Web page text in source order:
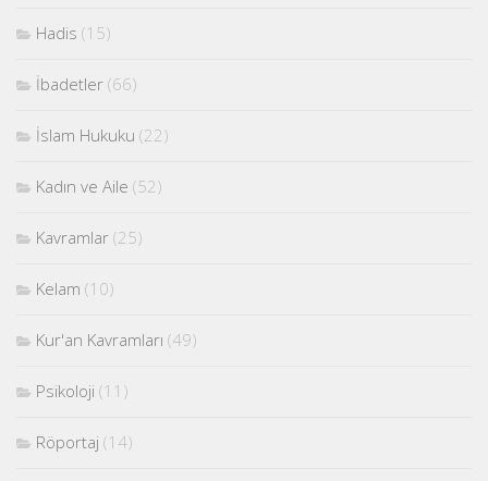
Hadis (15)
İbadetler (66)
İslam Hukuku (22)
Kadın ve Aile (52)
Kavramlar (25)
Kelam (10)
Kur'an Kavramları (49)
Psikoloji (11)
Röportaj (14)